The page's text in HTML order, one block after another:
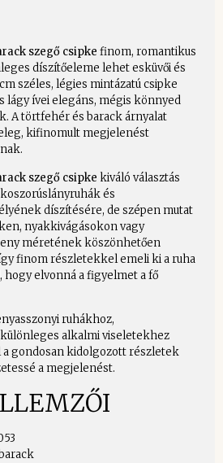
szegő csipke finom, romantikus
díszítőeleme lehet esküvői és
széles, légies mintázatú csipke
lágy ívei elegáns, mégis könnyed
A törtfehér és barack árnyalat
kifinomult megjelenést
szegő csipke kiváló választás
és
díszítésére, de szépen mutat
nyakkivágásokon vagy
méretének köszönhetően
finom részletekkel emeli ki a ruha
hogy elvonná a figyelmet a fő
ruhákhoz,
alkalmi viseletekhez
a gondosan kidolgozott részletek
a megjelenést.